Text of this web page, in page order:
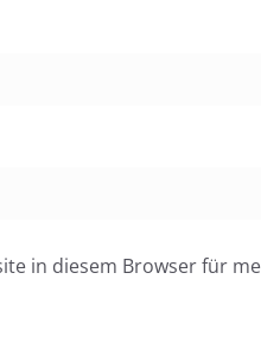
in diesem Browser für